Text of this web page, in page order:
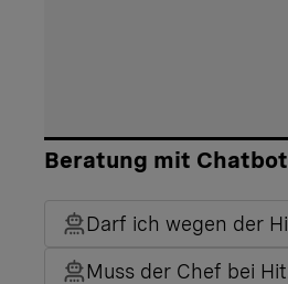
Beratung mit Chatbot
Darf ich wegen der
Muss der Chef bei